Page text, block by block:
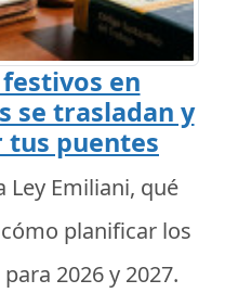
en
se trasladan y
puentes
Ley Emiliani, qué
planificar los
2026 y 2027.